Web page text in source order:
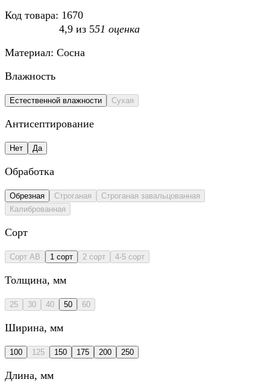
Код товара: 1670
4,9 из 551 оценка
Материал: Сосна
Влажность
Естественной влажности Сухая
Антисептирование
Нет Да
Обработка
Обрезная Строганая
Строганая завальцованная
Калиброванная
Сорт
Сорт AB 1 сорт 2 сорт 4-5 сорт
Толщина, мм
25 30 40 50 60
Ширина, мм
100 125 150 175 200 250
Длина, мм